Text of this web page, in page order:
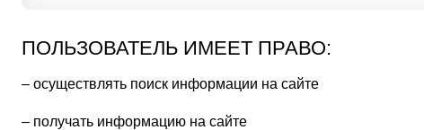
ПОЛЬЗОВАТЕЛЬ ИМЕЕТ ПРАВО:
– осуществлять поиск информации на сайте
– получать информацию на сайте